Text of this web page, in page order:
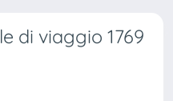
di viaggio 1769